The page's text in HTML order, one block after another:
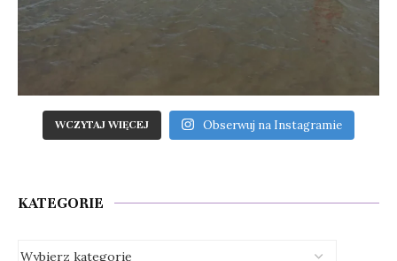
WCZYTAJ WIĘCEJ Obserwuj na Instagramie
KATEGORIE